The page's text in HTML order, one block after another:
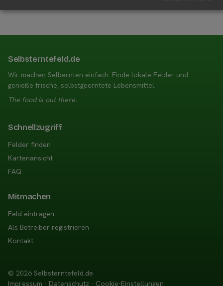
Selbsterntefeld.de
Wir machen Selbernten einfach: Finde lokale Felder und
genieße frische, selbstgeerntete Lebensmittel.
The food is out there.
Schnellzugriff
Felder finden
Kartenansicht
FAQ
Mitmachen
Feld eintragen
Als Betreiber registrieren
Kontakt
© 2026 Selbsterntefeld.de
Impressum · Datenschutz · Cookie-Einstellungen